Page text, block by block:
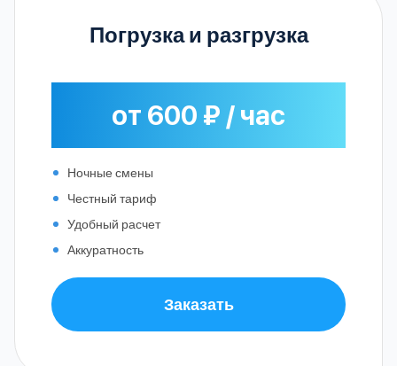
Погрузка и разгрузка
от 600 ₽ / час
Ночные смены
Честный тариф
Удобный расчет
Аккуратность
Заказать